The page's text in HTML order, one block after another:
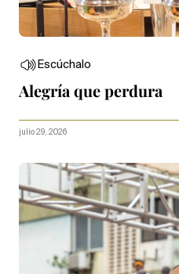
Escúchalo
Alegría que perdura
julio 29, 2026